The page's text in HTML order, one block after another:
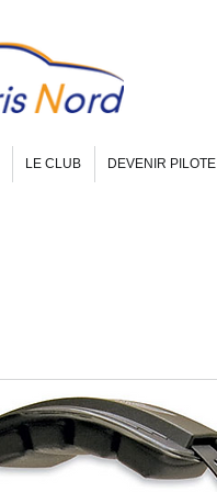
LE CLUB DEVENIR PILOTE